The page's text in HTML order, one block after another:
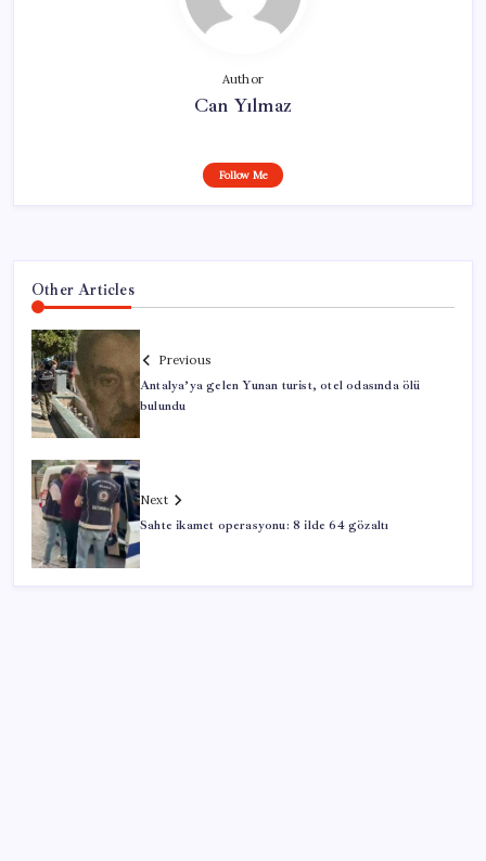
Author
Can Yılmaz
Follow Me
Other Articles
Previous
Antalya’ya gelen Yunan turist, otel odasında ölü
bulundu
Next
Sahte ikamet operasyonu: 8 ilde 64 gözaltı